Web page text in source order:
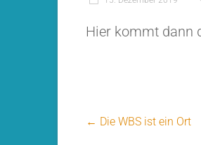
Hier kommt dann
← Die WBS ist ein Ort